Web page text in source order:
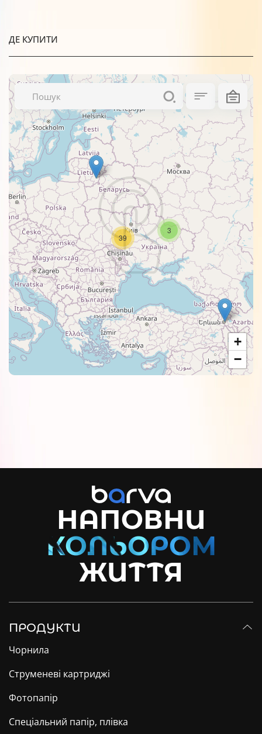
ДЕ КУПИТИ
3
39
+
−
НАПОВНИ
ЖИТТЯ
ПРОДУКТИ
Чорнила
Струменеві картриджі
Фотопапір
Спеціальний папір, плівка